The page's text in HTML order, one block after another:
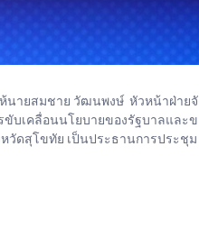
ายสมชาย วัฒนพงษ์ หัวหน้าฝ่าย
บเคลื่อนนโยบายของรัฐบาลและข
วัดสุโขทัย เป็นประธานการประชุ